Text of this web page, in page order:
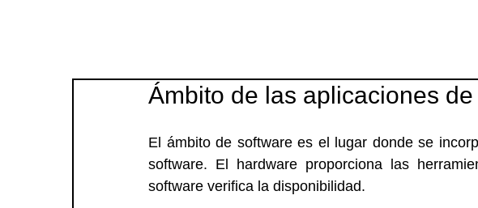
Ámbito de las aplicaciones
El ámbito de software es el lugar donde se
software. El hardware proporciona las
software verifica la disponibilidad.